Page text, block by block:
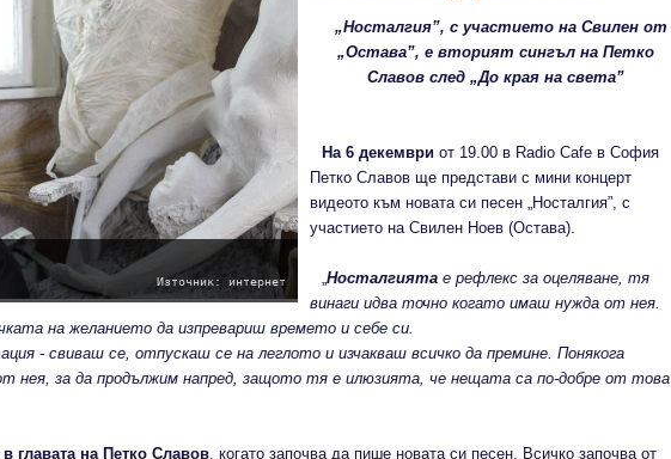
Източник: интернет
„Носталгия”, с участието на Свилен от
„Остава”, е вторият сингъл на Петко
Славов след „До края на света”
На 6 декември от 19.00 в Radio Cafe в София
Петко Славов ще представи с мини концерт
видеото към новата си песен „Носталгия”, с
участието на Свилен Ноев (Остава).
„Носталгиятае рефлекс за оцеляване, тя
винаги идва точно когато имаш нужда от нея.
на желанието да изпревариш времето и себе си.
- свиваш се, отпускаш се на леглото и изчакваш всичко да премине. Понякога
нея, за да продължим напред, защото тя е илюзията, че нещата са по-добре от това
главата на Петко Славов, когато започва да пише новата си песен. Всичко започва от